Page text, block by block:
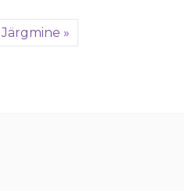
Järgmine »